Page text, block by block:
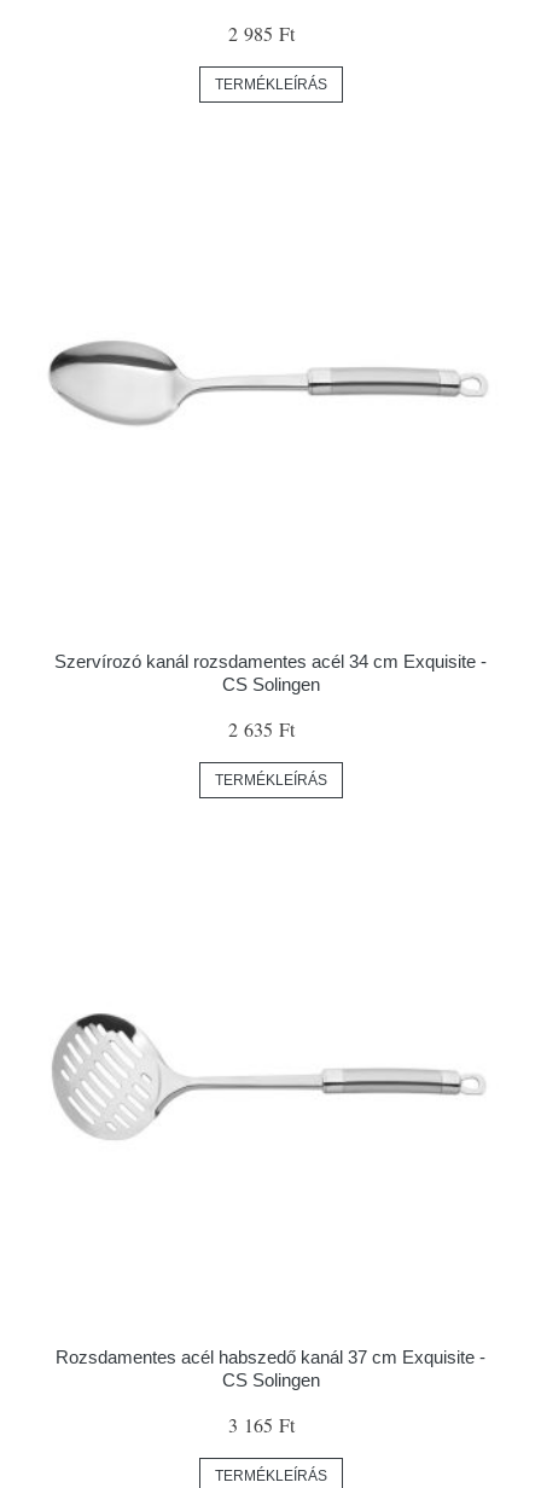
2 985 Ft
TERMÉKLEÍRÁS
Szervírozó kanál rozsdamentes acél 34 cm Exquisite -
CS Solingen
2 635 Ft
TERMÉKLEÍRÁS
Rozsdamentes acél habszedő kanál 37 cm Exquisite -
CS Solingen
3 165 Ft
TERMÉKLEÍRÁS